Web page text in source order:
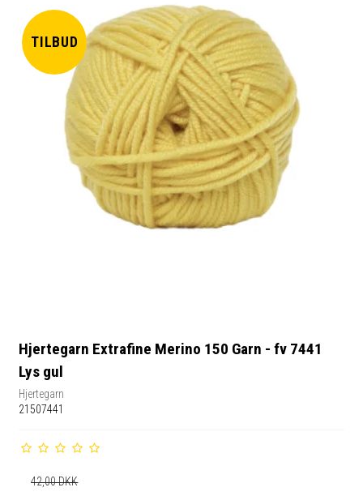
TILBUD
Hjertegarn Extrafine Merino 150 Garn - fv 7441
Lys gul
Hjertegarn
21507441
42,00 DKK